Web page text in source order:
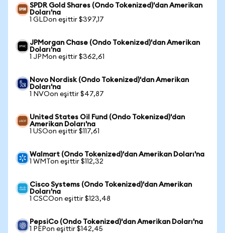
SPDR Gold Shares (Ondo Tokenized)'dan Amerikan
Doları'na
1 GLDon eşittir $397,17
JPMorgan Chase (Ondo Tokenized)'dan Amerikan
Doları'na
1 JPMon eşittir $362,61
Novo Nordisk (Ondo Tokenized)'dan Amerikan
Doları'na
1 NVOon eşittir $47,87
United States Oil Fund (Ondo Tokenized)'dan
Amerikan Doları'na
1 USOon eşittir $117,61
Walmart (Ondo Tokenized)'dan Amerikan Doları'na
1 WMTon eşittir $112,32
Cisco Systems (Ondo Tokenized)'dan Amerikan
Doları'na
1 CSCOon eşittir $123,48
PepsiCo (Ondo Tokenized)'dan Amerikan Doları'na
1 PEPon eşittir $142,45